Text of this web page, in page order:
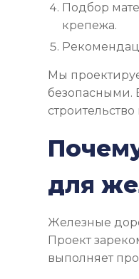
Подбор
крепежа.
Мы
безопасными.
для
Железные
Проект
выполняет